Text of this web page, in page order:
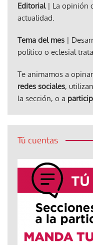
Editorial| La opinión
actualidad.
Tema del mes |
político o eclesial
Te animamos a
redes sociales,
la sección, o a
Tú cuentas